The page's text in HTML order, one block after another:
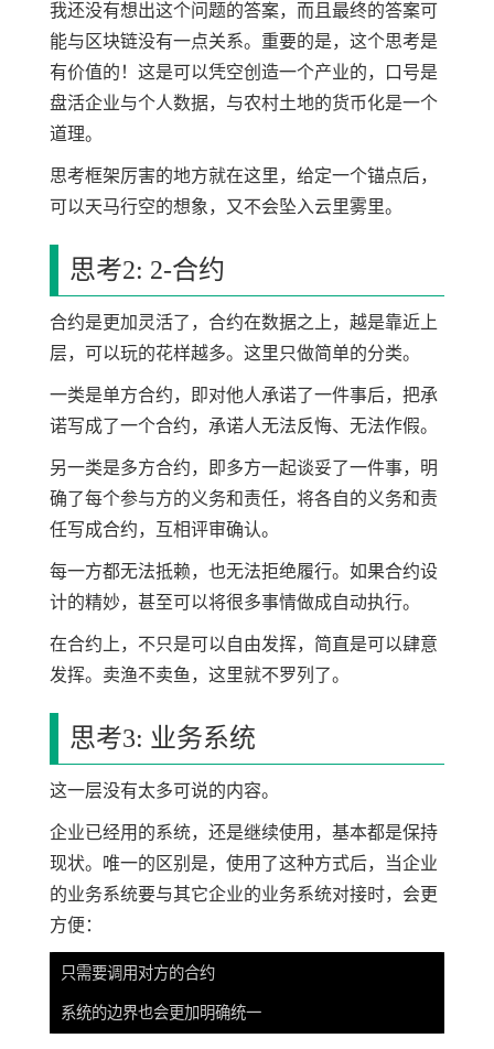
我还没有想出这个问题的答案，而且最终的答案可
能与区块链没有一点关系。重要的是，这个思考是
有价值的！这是可以凭空创造一个产业的，口号是
盘活企业与个人数据，与农村土地的货币化是一个
道理。
思考框架厉害的地方就在这里，给定一个锚点后，
可以天马行空的想象，又不会坠入云里雾里。
思考2: 2-合约
合约是更加灵活了，合约在数据之上，越是靠近上
层，可以玩的花样越多。这里只做简单的分类。
一类是单方合约，即对他人承诺了一件事后，把承
诺写成了一个合约，承诺人无法反悔、无法作假。
另一类是多方合约，即多方一起谈妥了一件事，明
确了每个参与方的义务和责任，将各自的义务和责
任写成合约，互相评审确认。
每一方都无法抵赖，也无法拒绝履行。如果合约设
计的精妙，甚至可以将很多事情做成自动执行。
在合约上，不只是可以自由发挥，简直是可以肆意
发挥。卖渔不卖鱼，这里就不罗列了。
思考3: 业务系统
这一层没有太多可说的内容。
企业已经用的系统，还是继续使用，基本都是保持
现状。唯一的区别是，使用了这种方式后，当企业
的业务系统要与其它企业的业务系统对接时，会更
方便：
只需要调用对方的合约